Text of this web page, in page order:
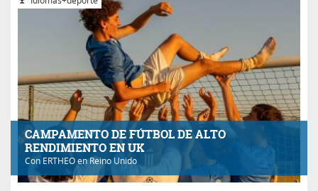
CAMPAMENTO DE FÚTBOL DE ALTO
RENDIMIENTO EN UK
Con ERTHEOen Reino Unido